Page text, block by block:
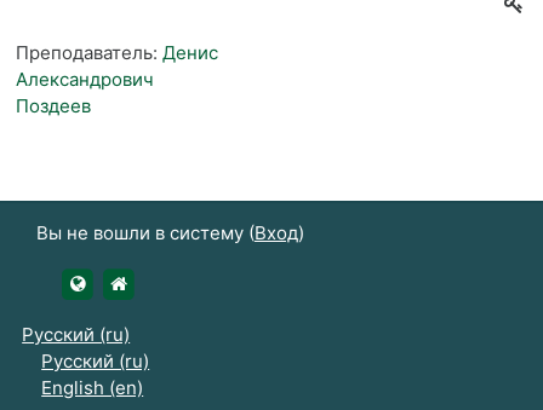
Преподаватель: Денис
Александрович
Поздеев
Вы не вошли в систему (Вход)
https://udsau.ru
Русский ‎(ru)‎
Русский ‎(ru)‎
English ‎(en)‎